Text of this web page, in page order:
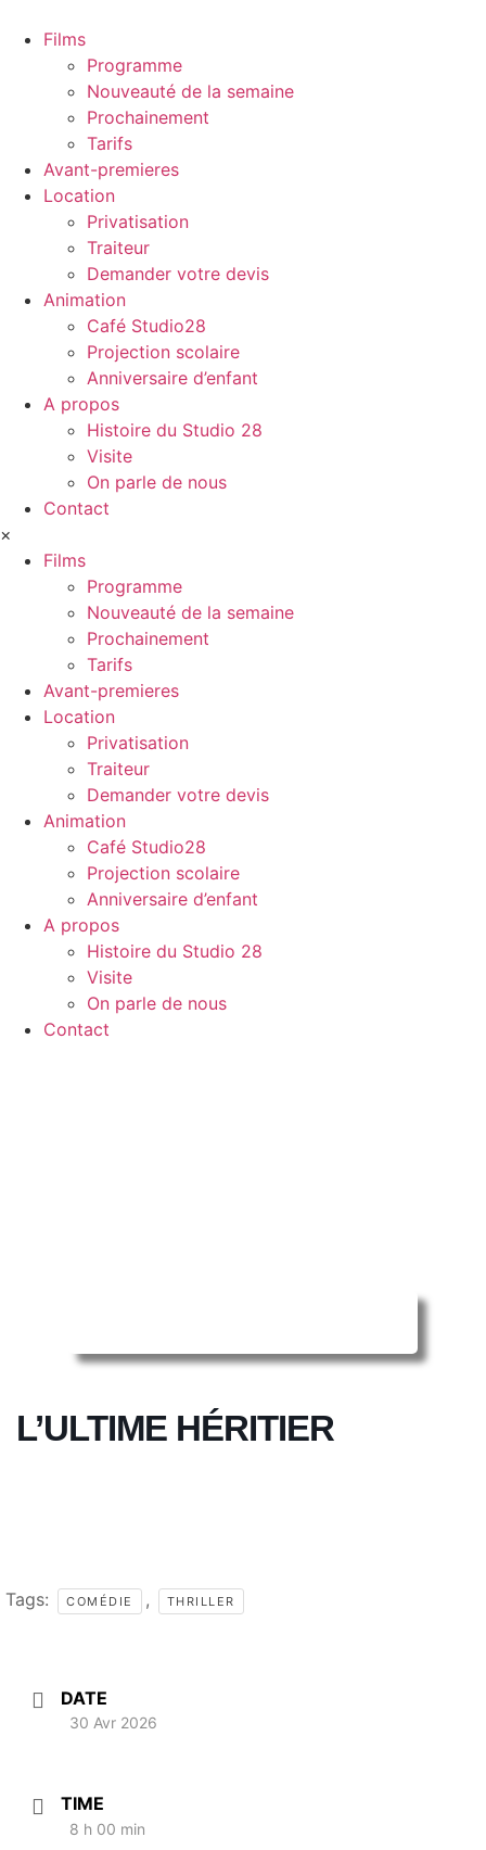
Films
Programme
Nouveauté de la semaine
Prochainement
Tarifs
Avant-premieres
Location
Privatisation
Traiteur
Demander votre devis
Animation
Café Studio28
Projection scolaire
Anniversaire d’enfant
A propos
Histoire du Studio 28
Visite
On parle de nous
Contact
×
Films
Programme
Nouveauté de la semaine
Prochainement
Tarifs
Avant-premieres
Location
Privatisation
Traiteur
Demander votre devis
Animation
Café Studio28
Projection scolaire
Anniversaire d’enfant
A propos
Histoire du Studio 28
Visite
On parle de nous
Contact
L’ULTIME HÉRITIER
Tags: COMÉDIE , THRILLER
DATE
30 Avr 2026
TIME
8 h 00 min